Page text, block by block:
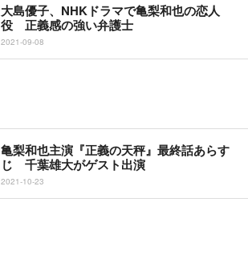
大島優子、NHKドラマで亀梨和也の恋人
役 正義感の強い弁護士
2021-09-08
亀梨和也主演『正義の天秤』最終話あらす
じ 千葉雄大がゲスト出演
2021-10-23